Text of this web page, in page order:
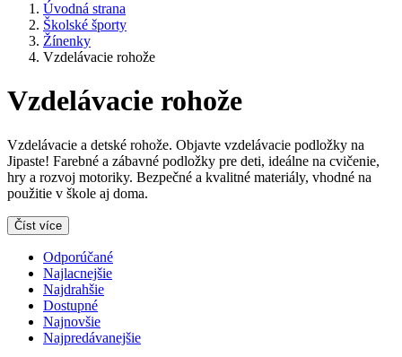
Úvodná strana
Školské športy
Žínenky
Vzdelávacie rohože
Vzdelávacie rohože
Vzdelávacie a detské rohože. Objavte vzdelávacie podložky na
Jipaste! Farebné a zábavné podložky pre deti, ideálne na cvičenie,
hry a rozvoj motoriky. Bezpečné a kvalitné materiály, vhodné na
použitie v škole aj doma.
Číst více
Odporúčané
Najlacnejšie
Najdrahšie
Dostupné
Najnovšie
Najpredávanejšie